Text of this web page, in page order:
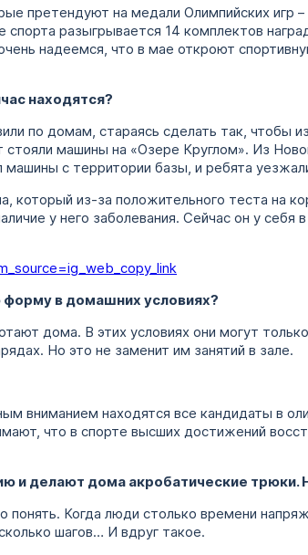
претендуют на медали Олимпийских игр –
спорта разыгрывается 14 комплектов
надеемся, что в мае откроют
находятся?
по домам, стараясь сделать так, чтобы
машины на «Озере Круглом». Из
машины с территории базы, и ребята
из-за положительного теста на
у него заболевания. Сейчас он у себя
в домашних условиях?
дома. В этих условиях они могут
Но это не заменит им занятий в зале.
вниманием находятся все кандидаты в
что в спорте высших достижений
и делают дома акробатические трюки.
Когда люди столько времени
шагов… И вдруг такое.